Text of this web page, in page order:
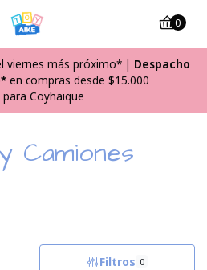
viernes más próximo*| Despacho
en compras desde $15.000
Coyhaique
0
Camiones
Filtros 0